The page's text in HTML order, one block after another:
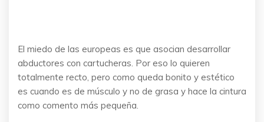
El miedo de las europeas es que asocian desarrollar
abductores con cartucheras. Por eso lo quieren
totalmente recto, pero como queda bonito y estético
es cuando es de músculo y no de grasa y hace la cintura
como comento más pequeña.